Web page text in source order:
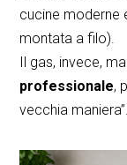
cucine moderne
montata a filo).
Il gas, invece,
professionale,
vecchia maniera”.